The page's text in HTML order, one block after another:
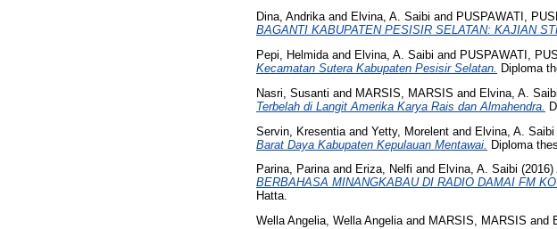
Dina, Andrikaand Elvina, A. Saibi and PUSPAWATI,
BAGANTI KABUPATEN PESISIR SELATAN: KAJIAN
Pepi, Helmida and Elvina, A. Saibi and PUSPAWATI,
Kecamatan Sutera Kabupaten Pesisir Selatan.
Diploma
Nasri, Susanti and MARSIS, MARSIS and Elvina, A. Saibi
Terbelah di Langit Amerika Karya Rais dan Almahendra.
Servin, Kresentia and Yetty, Morelent and Elvina, A. Saibi
Barat Daya Kabupaten Kepulauan Mentawai. Diploma
Parina, Parinaand Eriza, Nelfi and Elvina, A. Saibi (2016)
BERBAHASA MINANGKABAU DI RADIO DAMAI FM
Hatta.
Wella Angelia, Wella Angeliaand MARSIS, MARSIS and